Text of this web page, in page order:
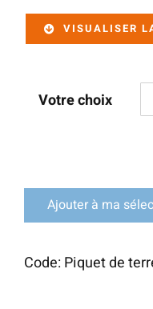
VISUALISER
Votre choix
Ajouter à ma
Code:Piquet de